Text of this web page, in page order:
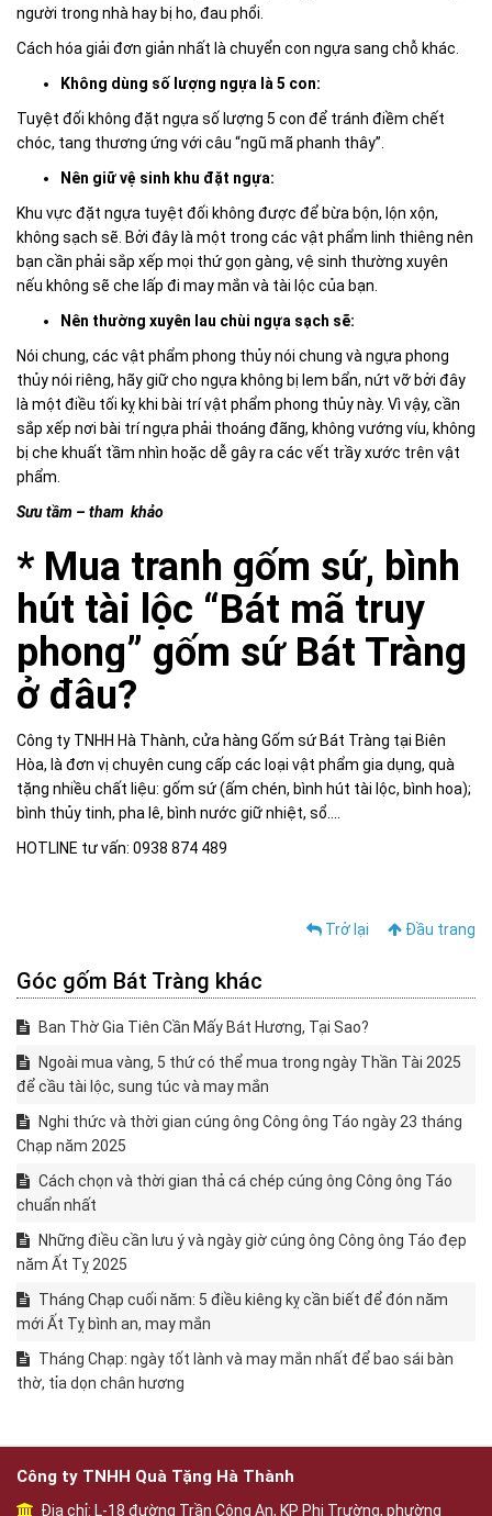
người trong nhà hay bị ho, đau phổi.
Cách hóa giải đơn giản nhất là chuyển con ngựa sang chỗ khác.
Không dùng số lượng ngựa là 5 con:
Tuyệt đối không đặt ngựa số lượng 5 con để tránh điềm chết
chóc, tang thương ứng với câu “ngũ mã phanh thây”.
Nên giữ vệ sinh khu đặt ngựa:
Khu vực đặt ngựa tuyệt đối không được để bừa bộn, lộn xộn,
không sạch sẽ. Bởi đây là một trong các vật phẩm linh thiêng nên
bạn cần phải sắp xếp mọi thứ gọn gàng, vệ sinh thường xuyên
nếu không sẽ che lấp đi may mắn và tài lộc của bạn.
Nên thường xuyên lau chùi ngựa sạch sẽ:
Nói chung, các vật phẩm phong thủy nói chung và ngựa phong
thủy nói riêng, hãy giữ cho ngựa không bị lem bẩn, nứt vỡ bởi đây
là một điều tối kỵ khi bài trí vật phẩm phong thủy này. Vì vậy, cần
sắp xếp nơi bài trí ngựa phải thoáng đãng, không vướng víu, không
bị che khuất tầm nhìn hoặc dễ gây ra các vết trầy xước trên vật
phẩm.
Sưu tầm – tham khảo
* Mua tranh gốm sứ, bình
hút tài lộc “Bát mã truy
phong” gốm sứ Bát Tràng
ở đâu?
Công ty TNHH Hà Thành, cửa hàng Gốm sứ Bát Tràng tại Biên
Hòa, là đơn vị chuyên cung cấp các loại vật phẩm gia dụng, quà
tặng nhiều chất liệu: gốm sứ (ấm chén, bình hút tài lộc, bình hoa);
bình thủy tinh, pha lê, bình nước giữ nhiệt, sổ….
HOTLINE tư vấn: 0938 874 489
Trở lại Đầu trang
Góc gốm Bát Tràng khác
Ban Thờ Gia Tiên Cần Mấy Bát Hương, Tại Sao?
Ngoài mua vàng, 5 thứ có thể mua trong ngày Thần Tài 2025
để cầu tài lộc, sung túc và may mắn
Nghi thức và thời gian cúng ông Công ông Táo ngày 23 tháng
Chạp năm 2025
Cách chọn và thời gian thả cá chép cúng ông Công ông Táo
chuẩn nhất
Những điều cần lưu ý và ngày giờ cúng ông Công ông Táo đẹp
năm Ất Tỵ 2025
Tháng Chạp cuối năm: 5 điều kiêng kỵ cần biết để đón năm
mới Ất Tỵ bình an, may mắn
Tháng Chạp: ngày tốt lành và may mắn nhất để bao sái bàn
thờ, tỉa dọn chân hương
Công ty TNHH Quà Tặng Hà Thành
Địa chỉ: L-18 đường Trần Công An, KP Phi Trường, phường